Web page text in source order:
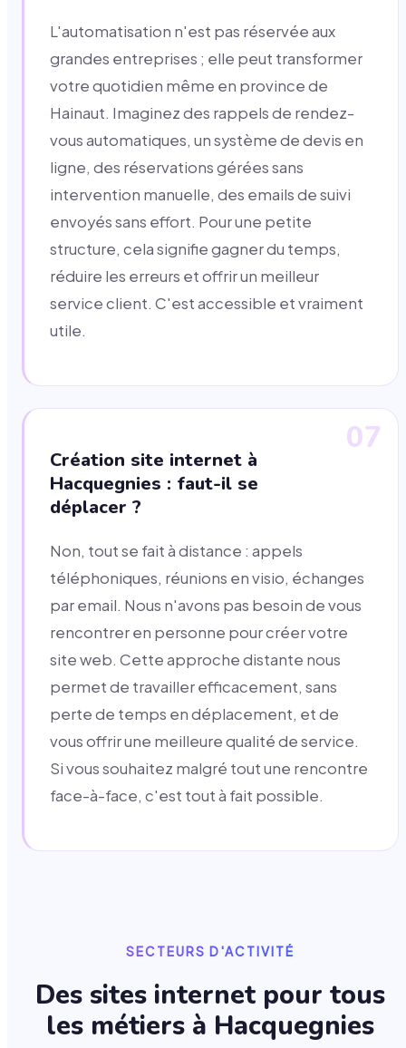
L'automatisation n'est pas réservée aux
grandes entreprises ; elle peut transformer
votre quotidien même en province de
Hainaut. Imaginez des rappels de rendez-
vous automatiques, un système de devis en
ligne, des réservations gérées sans
intervention manuelle, des emails de suivi
envoyés sans effort. Pour une petite
structure, cela signifie gagner du temps,
réduire les erreurs et offrir un meilleur
service client. C'est accessible et vraiment
utile.
07
Création site internet à
Hacquegnies : faut-il se
déplacer ?
Non, tout se fait à distance : appels
téléphoniques, réunions en visio, échanges
par email. Nous n'avons pas besoin de vous
rencontrer en personne pour créer votre
site web. Cette approche distante nous
permet de travailler efficacement, sans
perte de temps en déplacement, et de
vous offrir une meilleure qualité de service.
Si vous souhaitez malgré tout une rencontre
face-à-face, c'est tout à fait possible.
SECTEURS D'ACTIVITÉ
Des sites internet pour tous
les métiers à Hacquegnies